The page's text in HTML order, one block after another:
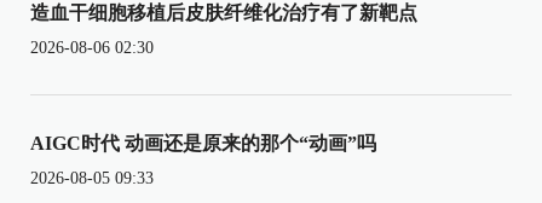
造血干细胞移植后皮肤纤维化治疗有了新靶点
2026-08-06 02:30
AIGC时代 动画还是原来的那个“动画”吗
2026-08-05 09:33